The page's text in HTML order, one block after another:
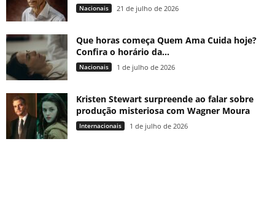
Nacionais 21 de julho de 2026
Que horas começa Quem Ama Cuida hoje?
Confira o horário da...
Nacionais 1 de julho de 2026
Kristen Stewart surpreende ao falar sobre
produção misteriosa com Wagner Moura
Internacionais 1 de julho de 2026